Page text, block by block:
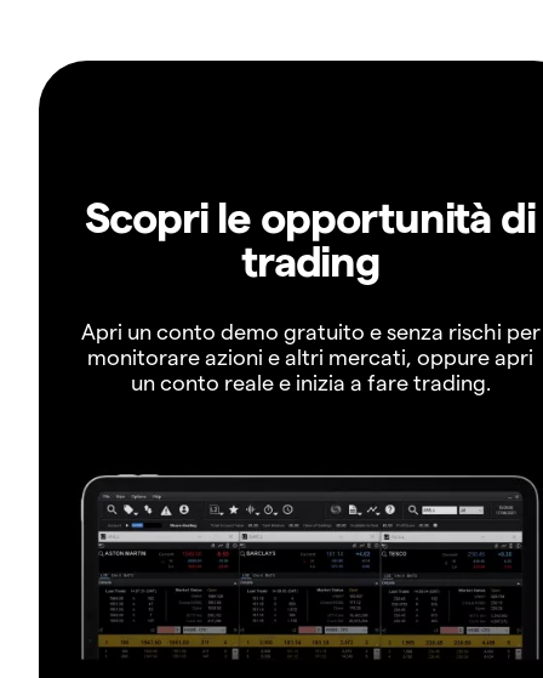
Scopri le opportunità di
trading
Apri un conto demo gratuito e senza rischi per
monitorare azioni e altri mercati, oppure apri
un conto reale e inizia a fare trading.